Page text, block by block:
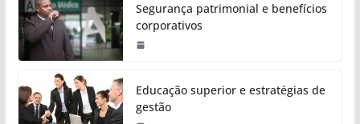
Segurança patrimonial e benefícios
corporativos
Educação superior e estratégias de
gestão